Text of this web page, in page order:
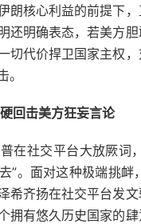
朗核心利益的前提下
还明确表态，若美方
切代价捍卫国家主权
回击美方狂妄言论
在社交平台大放厥词
”。面对这种极端挑衅
希齐扬在社交平台发
拥有悠久历史国家的